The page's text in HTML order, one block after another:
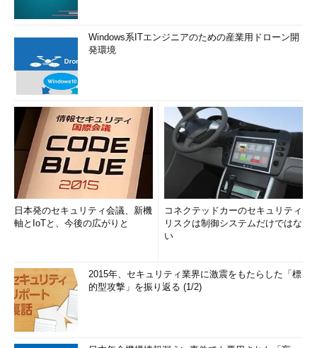
Windows系ITエンジニアのための産業用ドローン開
発環境
日本発のセキュリティ会議、新機
軸とIoTと、今後の広がりと
コネクテッドカーのセキュリティ
リスクは制御システムだけではな
い
2015年、セキュリティ業界に激震をもたらした「標
的型攻撃」を振り返る (1/2)